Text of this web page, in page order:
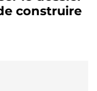
construire